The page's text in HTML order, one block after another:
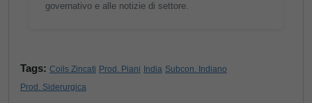
governativo e alle notizie di settore.
Tags: Coils Zincati Prod. Piani India Subcon. Indiano
Prod. Siderurgica